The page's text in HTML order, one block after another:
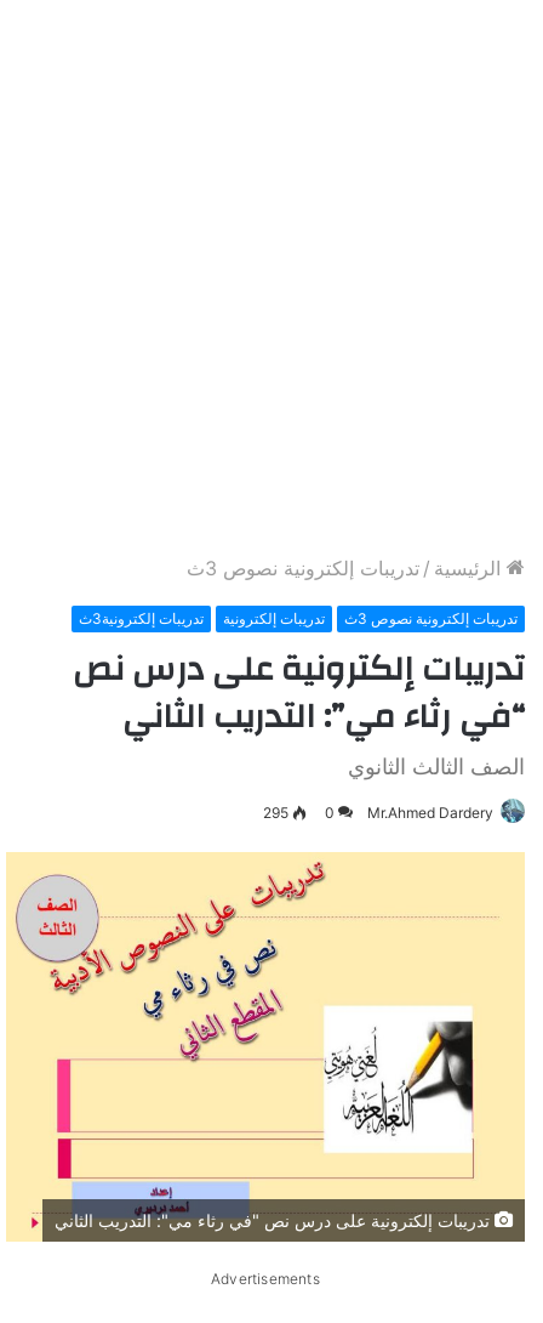
الرئيسية / تدريبات إلكترونية نصوص 3ث
تدريبات إلكترونية نصوص 3ث تدريبات إلكترونية تدريبات إلكترونية3ث
تدريبات إلكترونية على درس نص
“في رثاء مي”: التدريب الثاني
الصف الثالث الثانوي
Mr.Ahmed Dardery
0
295
تدريبات إلكترونية على درس نص "في رثاء مي": التدريب الثاني
Advertisements